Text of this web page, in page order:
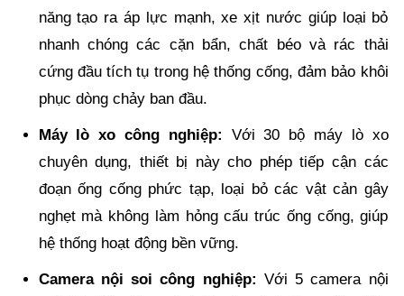
năng tạo ra áp lực mạnh, xe xịt nước giúp loại bỏ
nhanh chóng các cặn bẩn, chất béo và rác thải
cứng đầu tích tụ trong hệ thống cống, đảm bảo khôi
phục dòng chảy ban đầu.
Máy lò xo công nghiệp: Với 30 bộ máy lò xo
chuyên dụng, thiết bị này cho phép tiếp cận các
đoạn ống cống phức tạp, loại bỏ các vật cản gây
nghẹt mà không làm hỏng cấu trúc ống cống, giúp
hệ thống hoạt động bền vững.
Camera nội soi công nghiệp: Với 5 camera nội